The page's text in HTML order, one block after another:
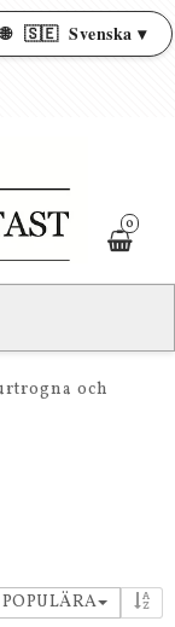
🌐 🇸🇪 Svenska ▾
0
och